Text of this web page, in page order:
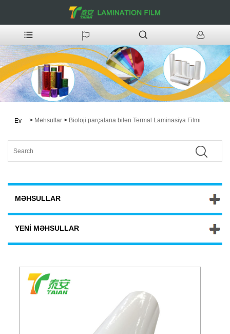
Ev > Məhsullar > Bioloji parçalana bilən Termal Laminasiya Filmi
MƏHSULLAR
YENI MƏHSULLAR